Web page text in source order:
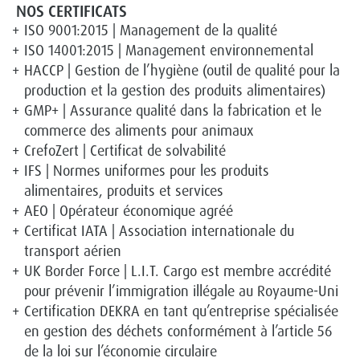
NOS CERTIFICATS
ISO 9001:2015 | Management de la qualité
ISO 14001:2015 | Management environnemental
HACCP | Gestion de l’hygiène (outil de qualité pour la
production et la gestion des produits alimentaires)
GMP+ | Assurance qualité dans la fabrication et le
commerce des aliments pour animaux
CrefoZert | Certificat de solvabilité
IFS | Normes uniformes pour les produits
alimentaires, produits et services
AEO | Opérateur économique agréé
Certificat IATA | Association internationale du
transport aérien
UK Border Force | L.I.T. Cargo est membre accrédité
pour prévenir l’immigration illégale au Royaume-Uni
Certification DEKRA en tant qu’entreprise spécialisée
en gestion des déchets conformément à l’article 56
de la loi sur l’économie circulaire